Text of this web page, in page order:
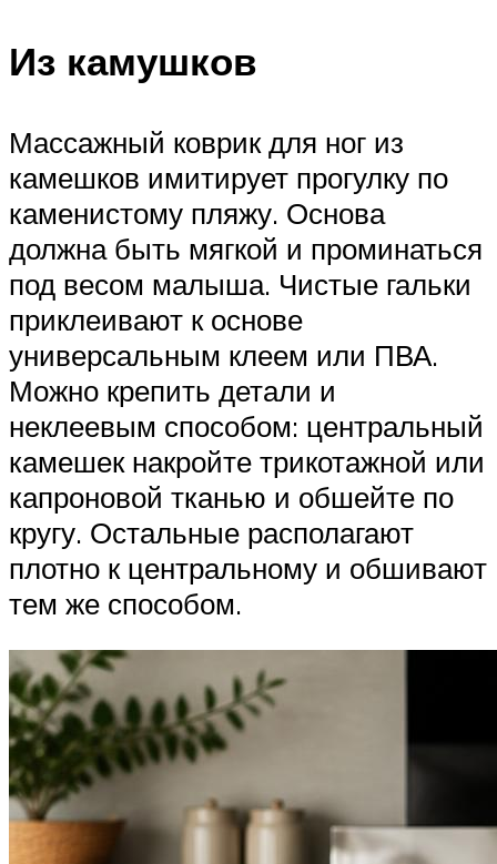
Из камушков
Массажный коврик для ног из
камешков имитирует прогулку по
каменистому пляжу. Основа
должна быть мягкой и проминаться
под весом малыша. Чистые гальки
приклеивают к основе
универсальным клеем или ПВА.
Можно крепить детали и
неклеевым способом: центральный
камешек накройте трикотажной или
капроновой тканью и обшейте по
кругу. Остальные располагают
плотно к центральному и обшивают
тем же способом.